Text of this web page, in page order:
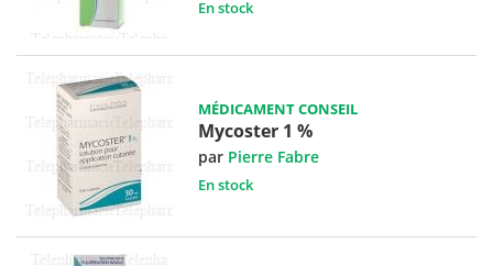
En stock
MÉDICAMENT CONSEIL
Mycoster 1 %
par Pierre Fabre
En stock